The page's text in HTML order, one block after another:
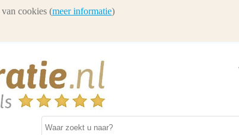
cookies (meer informatie)